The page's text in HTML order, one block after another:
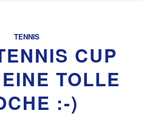
TENNIS
CUP
TOLLE
:-)